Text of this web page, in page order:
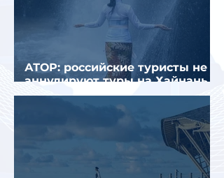
АТОР: российские туристы не
аннулируют туры на Хайнань
из-за тайфуна «Дельфин»